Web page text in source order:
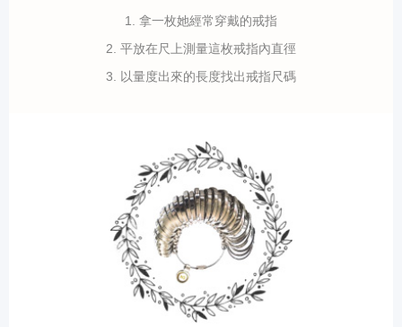
1. 拿一枚她經常穿戴的戒指
2. 平放在尺上測量這枚戒指內直徑
3. 以量度出來的長度找出戒指尺碼